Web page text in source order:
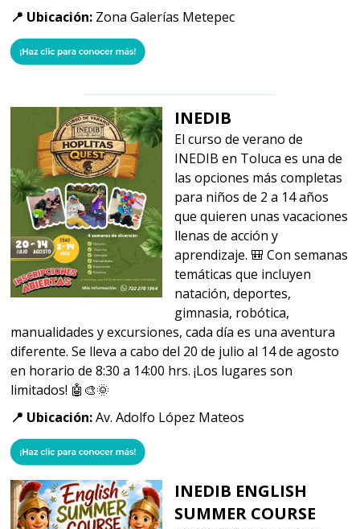
📍 Ubicación: Zona Galerías Metepec
INEDIB
El curso de verano de
INEDIB en Toluca es una de
las opciones más completas
para niños de 2 a 14 años
que quieren unas vacaciones
llenas de acción y
aprendizaje. 🎒 Con semanas
temáticas que incluyen
natación, deportes,
gimnasia, robótica,
manualidades y excursiones, cada día es una aventura
diferente. Se lleva a cabo del 20 de julio al 14 de agosto
en horario de 8:30 a 14:00 hrs. ¡Los lugares son
limitados! 🤖🎨🌞
📍 Ubicación:Av. Adolfo López Mateos
INEDIB ENGLISH
SUMMER COURSE